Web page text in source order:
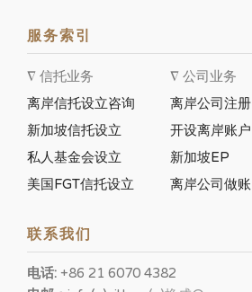
服务索引
∇ 信托业务
离岸信托设立咨询
新加坡信托设立
私人基金会设立
美国FGT信托设立
∇ 公司业务
离岸公司注册
开设离岸账户
新加坡EP
离岸公司做账
联系我们
电话: +86 21 6070 4382